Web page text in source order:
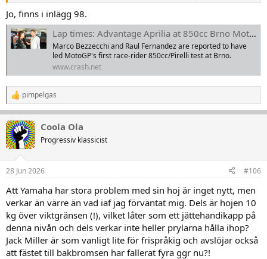
Jo, finns i inlägg 98.
Lap times: Advantage Aprilia at 850cc Brno MotoGP test?
Marco Bezzecchi and Raul Fernandez are reported to have
led MotoGP's first race-rider 850cc/Pirelli test at Brno.
www.crash.net
R
e
k
t
i
e
:
pimpelgas
Coola Ola
Progressiv klassicist
28 Jun 2026 #106
Att Yamaha har stora problem med sin hoj är inget nytt, men
verkar än värre än vad iaf jag förväntat mig. Dels är hojen 10
kg över viktgränsen (!), vilket låter som ett jättehandikapp på
denna nivån och dels verkar inte heller prylarna hålla ihop?
Jack Miller är som vanligt lite för frispråkig och avslöjar också
att fästet till bakbromsen har fallerat fyra ggr nu?!